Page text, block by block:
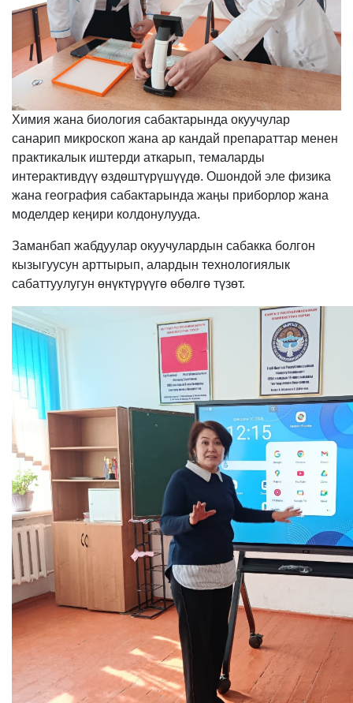
Химия жана биология сабактарында окуучулар
санарип микроскоп жана ар кандай препараттар менен
практикалык иштерди аткарып, темаларды
интерактивдүү өздөштүрүшүүдө. Ошондой эле физика
жана география сабактарында жаңы приборлор жана
моделдер кеңири колдонулууда.
Заманбап жабдуулар окуучулардын сабакка болгон
кызыгуусун арттырып, алардын технологиялык
сабаттуулугун өнүктүрүүгө өбөлгө түзөт.